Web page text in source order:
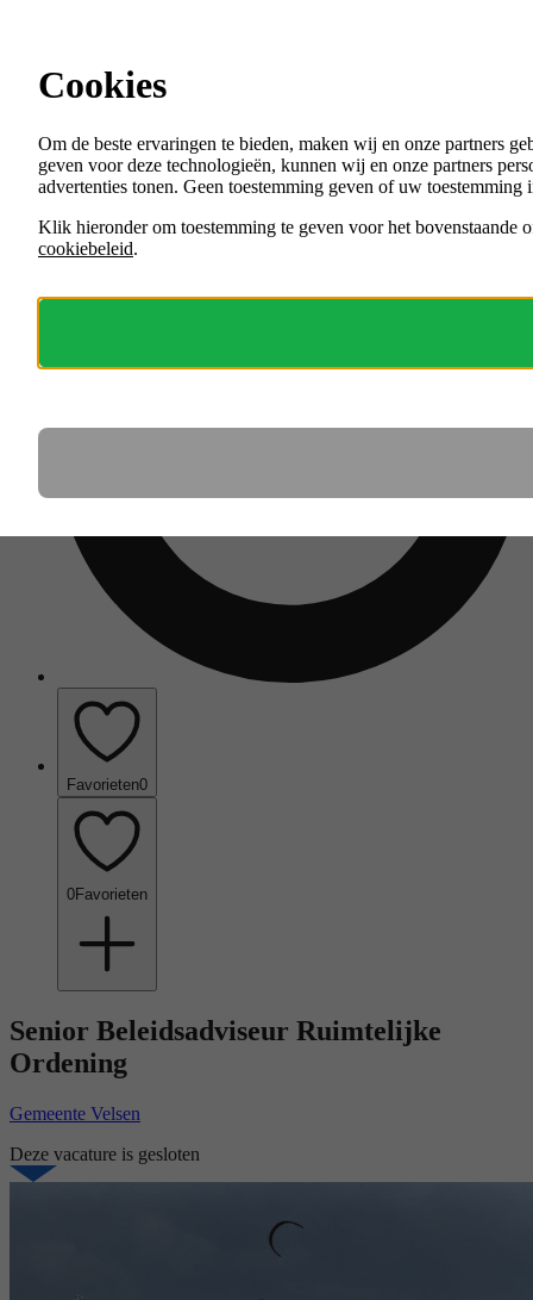
Menu
VACATURES
ORGANISATIES
Favorieten0
0Favorieten
Senior Beleidsadviseur Ruimtelijke
Ordening
Gemeente Velsen
Deze vacature is gesloten
Cookies
Om de beste ervaringen te bieden, maken wij en onze partners
geven voor deze technologieën, kunnen wij en onze partners
advertenties tonen. Geen toestemming geven of uw
Klik hieronder om toestemming te geven voor het bovenstaande
cookiebeleid.